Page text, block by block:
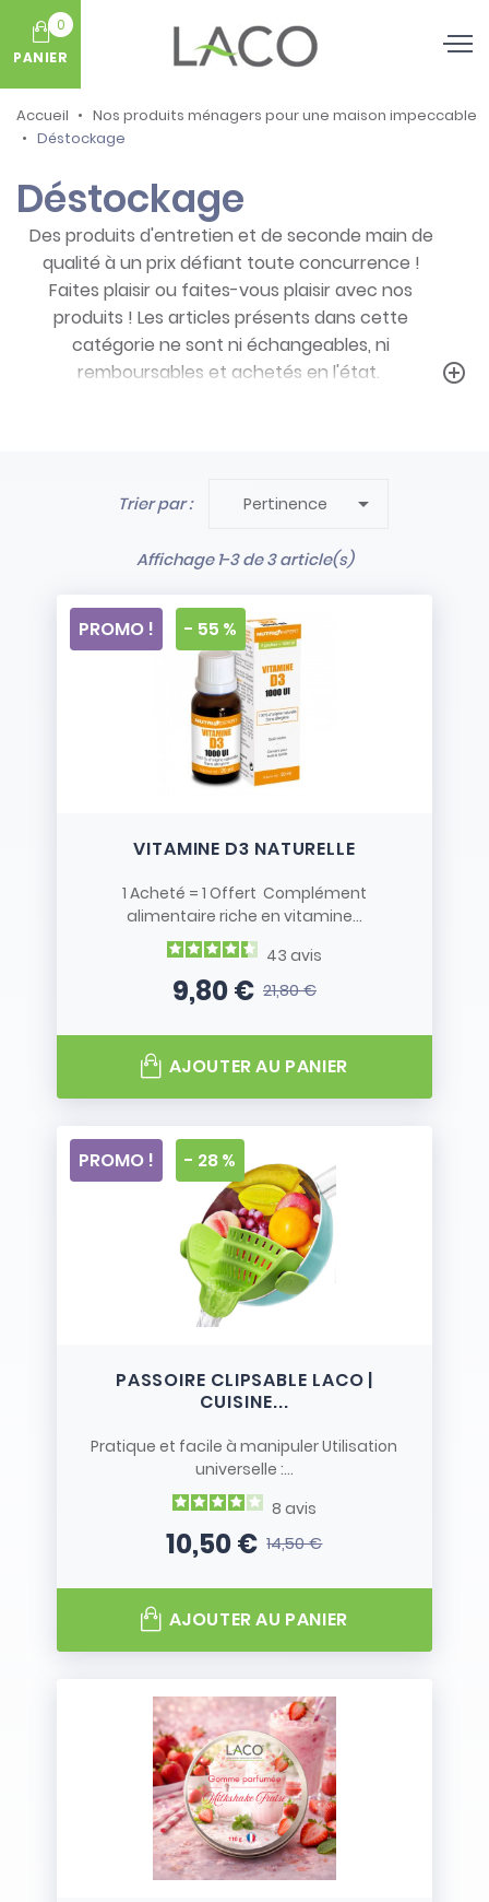
0
PANIER
Accueil
Nos produits ménagers pour une maison impeccable
Déstockage
Déstockage
Des produits d'entretien et de seconde main de
qualité à un prix défiant toute concurrence !
Faites plaisir ou faites-vous plaisir avec nos
produits ! Les articles présents dans cette
catégorie ne sont ni échangeables, ni
remboursables et achetés en l'état.
- Stock limité et non renouvelé
add_circle_outline
Trier par : Pertinence 
Affichage 1-3 de 3 article(s)
VITAMINE D3 NATURELLE
1 Acheté = 1 Offert Complément
alimentaire riche en vitamine...
43 avis
Prix
9,80 €Prix de base
21,80 €
PROMO ! - 55 %
AJOUTER AU PANIER
PASSOIRE CLIPSABLE LACO |
CUISINE...
Pratique et facile à manipuler Utilisation
universelle :...
8 avis
Prix
10,50 €Prix de base
14,50 €
PROMO ! - 28 %
AJOUTER AU PANIER